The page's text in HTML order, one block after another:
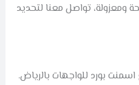
ومعزولة، تواصل معنا لتحديد
بورد للواجهات بالرياض.